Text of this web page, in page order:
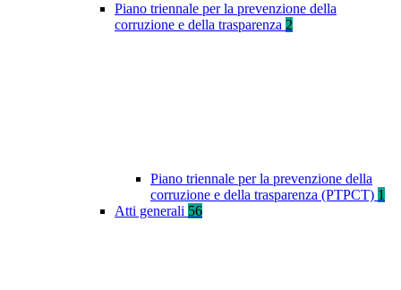
Piano triennale per la prevenzione della
corruzione e della trasparenza 2
Piano triennale per la prevenzione della
corruzione e della trasparenza (PTPCT) 1
Atti generali 56